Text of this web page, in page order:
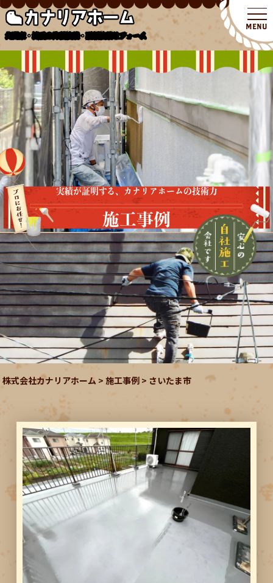
北関東・埼玉の外壁塗装・屋根塗装リフォーム
実績が証明する、カナリアホームの技術力
施工事例
株式会社カナリアホーム >施工事例 > さいたま市